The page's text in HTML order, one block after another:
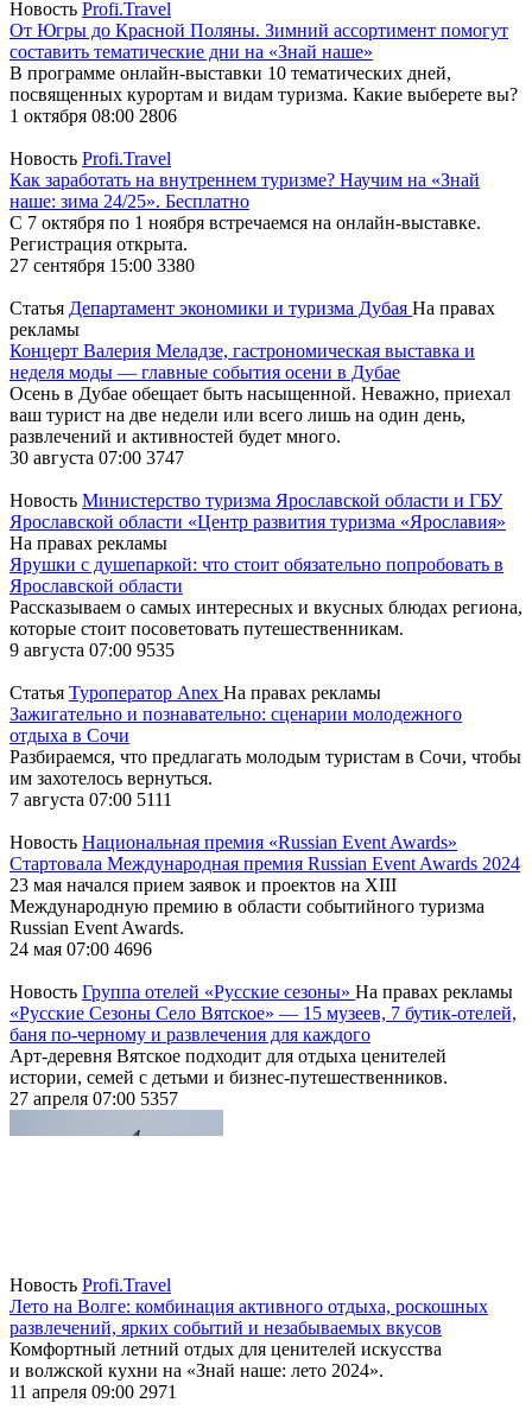
Новость Profi.Travel
От Югры до Красной Поляны. Зимний ассортимент помогут
составить тематические дни на «Знай наше»
В программе онлайн-выставки 10 тематических дней,
посвященных курортам и видам туризма. Какие выберете вы?
1 октября 08:00 2806
Новость Profi.Travel
Как заработать на внутреннем туризме? Научим на «Знай
наше: зима 24/25». Бесплатно
С 7 октября по 1 ноября встречаемся на онлайн-выставке.
Регистрация открыта.
27 сентября 15:00 3380
Статья Департамент экономики и туризма Дубая На правах
рекламы
Концерт Валерия Меладзе, гастрономическая выставка и
неделя моды — главные события осени в Дубае
Осень в Дубае обещает быть насыщенной. Неважно, приехал
ваш турист на две недели или всего лишь на один день,
развлечений и активностей будет много.
30 августа 07:00 3747
Новость Министерство туризма Ярославской области и ГБУ
Ярославской области «Центр развития туризма «Ярославия»
На правах рекламы
Ярушки с душепаркой: что стоит обязательно попробовать в
Ярославской области
Рассказываем о самых интересных и вкусных блюдах региона,
которые стоит посоветовать путешественникам.
9 августа 07:00 9535
Статья Туроператор Anex На правах рекламы
Зажигательно и познавательно: сценарии молодежного
отдыха в Сочи
Разбираемся, что предлагать молодым туристам в Сочи, чтобы
им захотелось вернуться.
7 августа 07:00 5111
Новость Национальная премия «Russian Event Awards»
Стартовала Международная премия Russian Event Awards 2024
23 мая начался прием заявок и проектов на XIII
Международную премию в области событийного туризма
Russian Event Awards.
24 мая 07:00 4696
Новость Группа отелей «Русские сезоны» На правах рекламы
«Русские Сезоны Село Вятское» — 15 музеев, 7 бутик-отелей,
баня по-черному и развлечения для каждого
Арт-деревня Вятское подходит для отдыха ценителей
истории, семей с детьми и бизнес-путешественников.
27 апреля 07:00 5357
Новость Profi.Travel
Лето на Волге: комбинация активного отдыха, роскошных
развлечений, ярких событий и незабываемых вкусов
Комфортный летний отдых для ценителей искусства
и волжской кухни на «Знай наше: лето 2024».
11 апреля 09:00 2971